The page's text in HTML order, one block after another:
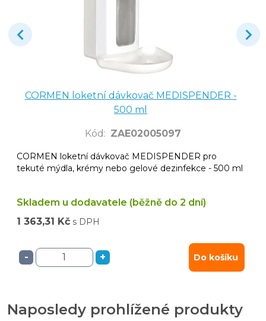
CORMEN loketní dávkovač MEDISPENDER -
500 ml
Kód : ZAE02005097
CORMEN loketní dávkovač MEDISPENDER pro
tekuté mýdla, krémy nebo gelové dezinfekce - 500 ml
Skladem u dodavatele (běžně do 2 dní)
1 363,31 Kč s DPH
- + Do košíku
Naposledy prohlížené produkty